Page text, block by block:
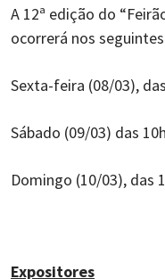
A 12ª edição do
ocorrerá nos
Sexta-feira (08/03),
Sábado (09/03) das
Domingo (10/03), das
Expositores